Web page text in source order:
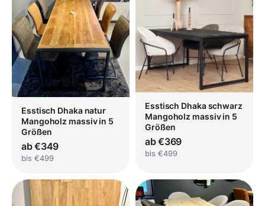
Esstisch Dhaka natur
Mangoholz massiv in 5
Größen
ab €349
bis €499
Esstisch Dhaka schwarz
Mangoholz massiv in 5
Größen
ab €369
bis €499